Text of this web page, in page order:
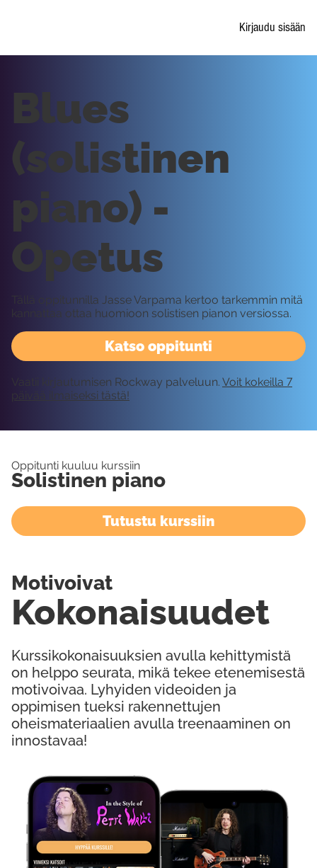
Kirjaudu sisään
Katso oppitunti
Blues
(solistinen
piano) -
Opetus
Tällä oppitunnilla Jasse Varpama kertoo tarkemmin mitä
kannattaa ottaa huomioon solistisen pianon versiossa.
Vaatii kirjautumisen Rockway palveluun. Voit kokeilla 7
päivää ilmaiseksi tästä!
Oppitunti kuuluu kurssiin
Solistinen piano
Tutustu kurssiin
Kurssikokonaisuuksien avulla kehittymistä
on helppo seurata, mikä tekee etenemisestä
motivoivaa. Lyhyiden videoiden ja
oppimisen tueksi rakennettujen
oheismateriaalien avulla treenaaminen on
innostavaa!
Kokonaisuudet
Motivoivat